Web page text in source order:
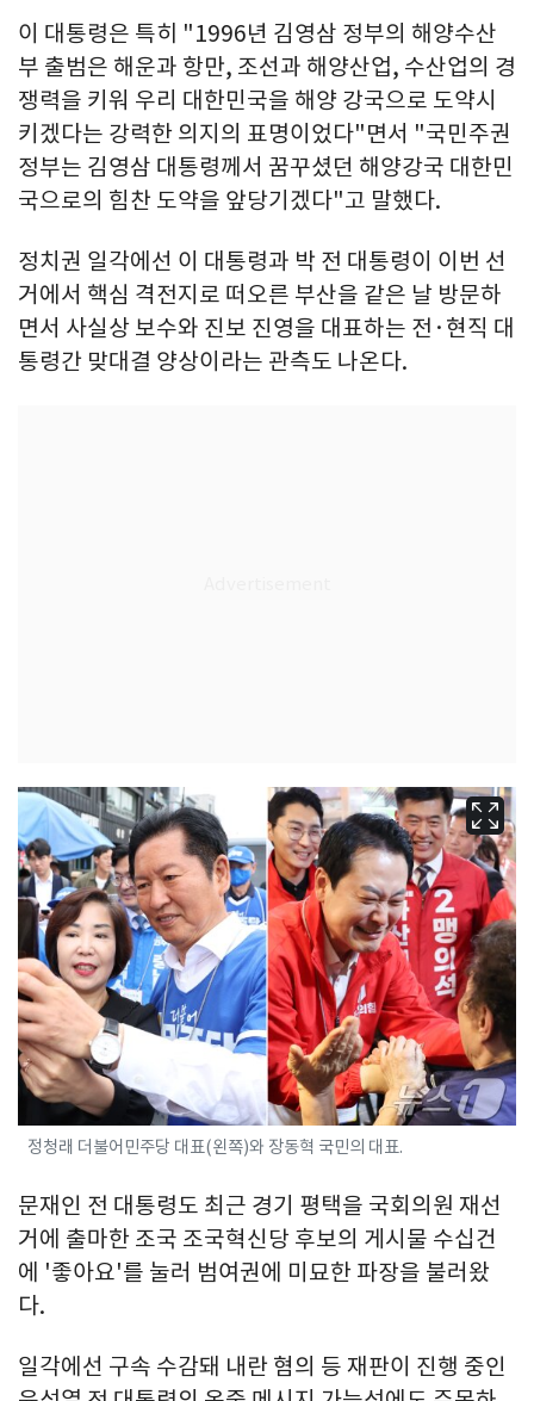
이 대통령은 특히 "1996년 김영삼 정부의 해양수산
부 출범은 해운과 항만, 조선과 해양산업, 수산업의 경
쟁력을 키워 우리 대한민국을 해양 강국으로 도약시
키겠다는 강력한 의지의 표명이었다"면서 "국민주권
정부는 김영삼 대통령께서 꿈꾸셨던 해양강국 대한민
국으로의 힘찬 도약을 앞당기겠다"고 말했다.
정치권 일각에선 이 대통령과 박 전 대통령이 이번 선
거에서 핵심 격전지로 떠오른 부산을 같은 날 방문하
면서 사실상 보수와 진보 진영을 대표하는 전·현직 대
통령간 맞대결 양상이라는 관측도 나온다.
정청래 더불어민주당 대표(왼쪽)와 장동혁 국민의 대표.
문재인 전 대통령도 최근 경기 평택을 국회의원 재선
거에 출마한 조국 조국혁신당 후보의 게시물 수십건
에 '좋아요'를 눌러 범여권에 미묘한 파장을 불러왔
다.
일각에선 구속 수감돼 내란 혐의 등 재판이 진행 중인